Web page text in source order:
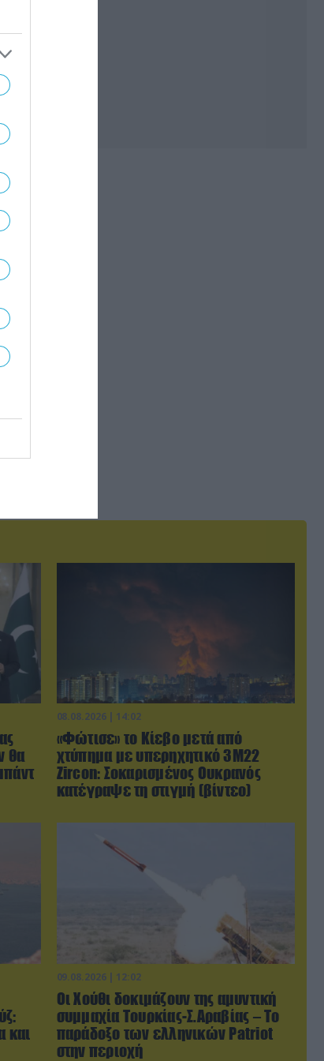
θα
08.08.2026 | 14:02
«Φώτισε» το Κίεβο μετά από
χτύπημα με υπερηχητικό 3M22
Zircon: Σοκαρισμένος Ουκρανός
κατέγραψε τη στιγμή (βίντεο)
και
09.08.2026 | 12:02
Οι Χούθι δοκιμάζουν της αμυντική
συμμαχία Τουρκίας-Σ.Αραβίας – Το
παράδοξο των ελληνικών Patriot
στην περιοχή